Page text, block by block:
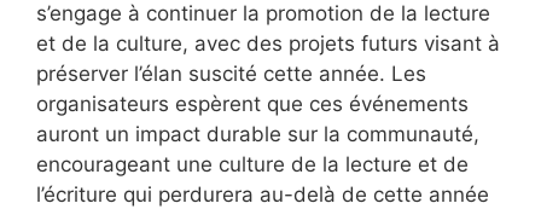
s’engage à continuer la promotion de la lecture
et de la culture, avec des projets futurs visant à
préserver l’élan suscité cette année. Les
organisateurs espèrent que ces événements
auront un impact durable sur la communauté,
encourageant une culture de la lecture et de
l’écriture qui perdurera au-delà de cette année